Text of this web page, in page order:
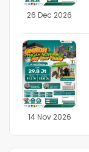
26 Dec 2026
14 Nov 2026